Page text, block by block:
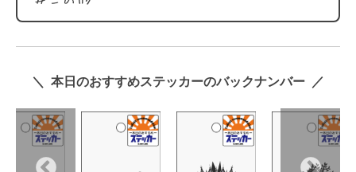
＼ 本日のおすすめステッカーのバックナンバー ／